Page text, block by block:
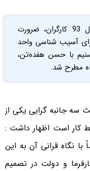
جزئیاتی از نحوه تعیین دستمزد سال 93 کارگران، ضرورت
آسیب شناسی واحد
با حسن هفده‌‌تن،
مطرح شد.
سه جانبه گرایی یکی از
کار است اظهار داشت :
نگاه قرانی آن به این
و دولت در تصمیم